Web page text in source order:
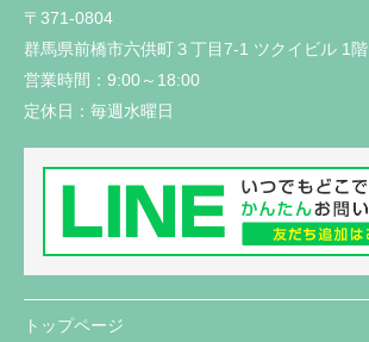
〒371-0804
群馬県前橋市六供町３丁目7-1 ツクイビル 1階
営業時間： 9:00～18:00
定休日： 毎週水曜日
トップページ